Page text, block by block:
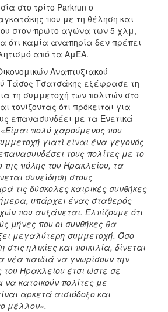
στο τρίτο Parkrun ο
που με τη θέληση και
στον πρώτο αγώνα των 5 χλμ,
ότι καμία αναπηρία δεν πρέπει
από τα ΑμΕΑ.
Αναπτυξιακού
Τάσος Τσατσάκης εξέφρασε τη
τη συμμετοχή των πολιτών στο
τονίζοντας ότι πρόκειται για
επανασυνδέει με τα Ενετικά
Είμαι πολύ χαρούμενος που
γιατί είναι ένα γεγονός
τους πολίτες με το
της πόλης του Ηρακλείου, τα
συνείδηση στους
τις δύσκολες καιρικές συνθήκες
υπάρχει ένας σταθερός
που αυξάνεται. Ελπίζουμε ότι
μήνες που οι συνθήκες θα
μεγαλύτερη συμμετοχή. Όσο
ηλικίες και ποικιλία, δίνεται
νέα παιδιά να γνωρίσουν την
του Ηρακλείου έτσι ώστε σε
να κατοικούν πολίτες με
αρκετά αισιόδοξο και
μέλλον».